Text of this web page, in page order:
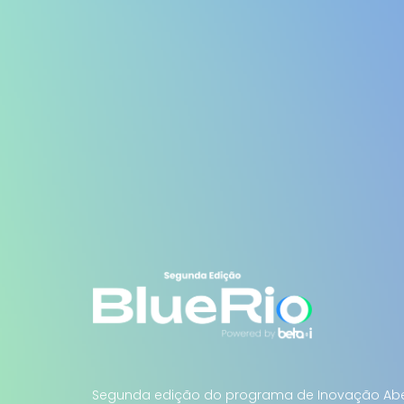
Segunda edição do programa de Inovação